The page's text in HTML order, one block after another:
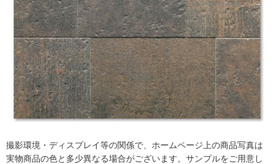
ロートアイアン 天然石・石材
メンテナンス・施工材 新商品
お役立ち情報 住まいのスタイリング
アイデア
ミラタップチャンネル
オンライン相談
撮影環境・ディスプレイ等の関係で、ホームページ上の商品写真は
実物商品の色と多少異なる場合がございます。サンプルをご用意し